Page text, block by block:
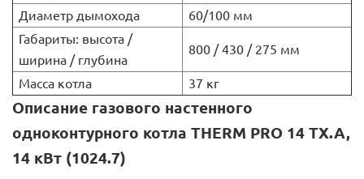
Диаметр дымохода
60/100 мм
Габариты: высота /
ширина / глубина
800 / 430 / 275 мм
Масса котла 37 кг
Описание газового настенного
одноконтурного котла THERM PRO 14 TX.A,
14 кВт (1024.7)